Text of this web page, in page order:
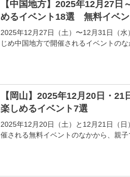
【中国地方】2025年12月27日
めるイベント18選 無料イベン
2025年12月27日（土）〜12月31日（水
じめ中国地方で開催されるイベントの
【岡山】2025年12月20日・21
楽しめるイベント7選
2025年12月20日（土）と12月21日（日
催される無料イベントのなかから、親